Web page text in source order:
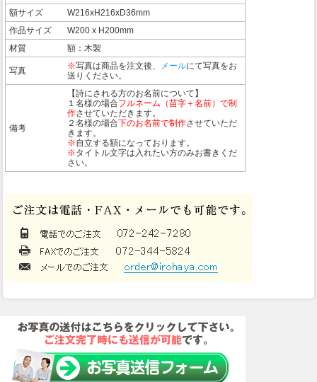
額サイズ
W216xH216xD36mm
作品サイズ
W200 x H200mm
材質
額：木製
写真 ※写真は商品を注文後、 メールにて写真をお
送りください。
備考
【詩にされる方のお名前について】
１名様の場合フルネーム（苗字＋名前）で制
作させていただきます。
２名様の場合下のお名前で制作させていただ
きます。
※自立する額になっております。
※タイトル文字は入れたい方のみお書きくだ
さい。